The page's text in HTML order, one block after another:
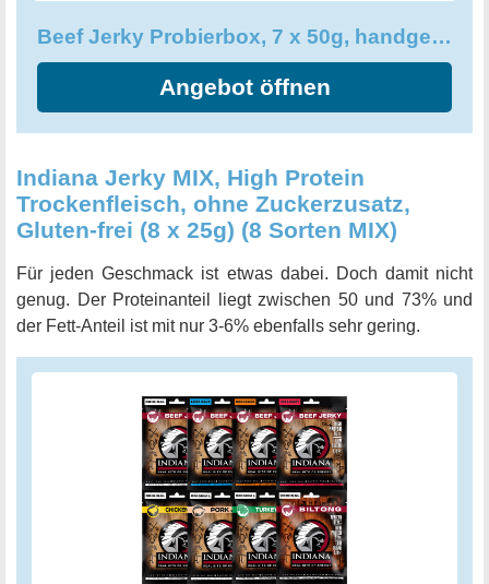
Beef Jerky Probierbox, 7 x 50g, handgemacht, österreichisches Weiderind
Angebot öffnen
Indiana Jerky MIX, High Protein
Trockenfleisch, ohne Zuckerzusatz,
Gluten-frei (8 x 25g) (8 Sorten MIX)
Für jeden Geschmack ist etwas dabei. Doch damit nicht
genug. Der Proteinanteil liegt zwischen 50 und 73% und
der Fett-Anteil ist mit nur 3-6% ebenfalls sehr gering.